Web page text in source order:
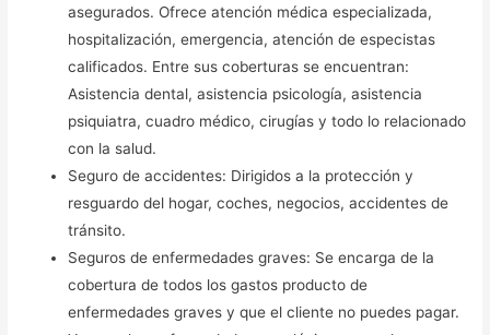
asegurados. Ofrece atención médica especializada,
hospitalización, emergencia, atención de especistas
calificados. Entre sus coberturas se encuentran:
Asistencia dental, asistencia psicología, asistencia
psiquiatra, cuadro médico, cirugías y todo lo relacionado
con la salud.
Seguro de accidentes: Dirigidos a la protección y
resguardo del hogar, coches, negocios, accidentes de
tránsito.
Seguros de enfermedades graves: Se encarga de la
cobertura de todos los gastos producto de
enfermedades graves y que el cliente no puedes pagar.